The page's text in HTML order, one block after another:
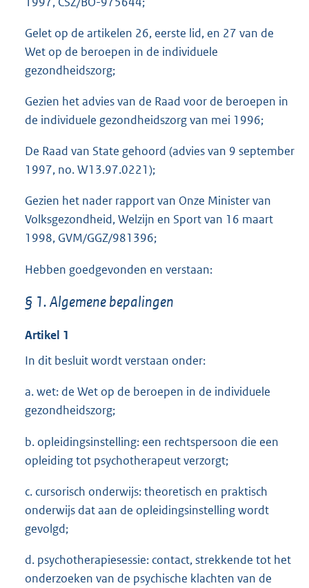
Gelet op de artikelen 26, eerste lid, en 27 van de
Wet op de beroepen in de individuele
gezondheidszorg;
Gezien het advies van de Raad voor de beroepen in
de individuele gezondheidszorg van mei 1996;
De Raad van State gehoord (advies van 9 september
1997, no. W13.97.0221);
Gezien het nader rapport van Onze Minister van
Volksgezondheid, Welzijn en Sport van 16 maart
1998, GVM/GGZ/981396;
Hebben goedgevonden en verstaan:
§ 1. Algemene bepalingen
Artikel 1
In dit besluit wordt verstaan onder:
a. wet: de Wet op de beroepen in de individuele
gezondheidszorg;
b. opleidingsinstelling: een rechtspersoon die een
opleiding tot psychotherapeut verzorgt;
c. cursorisch onderwijs: theoretisch en praktisch
onderwijs dat aan de opleidingsinstelling wordt
gevolgd;
d. psychotherapiesessie: contact, strekkende tot het
onderzoeken van de psychische klachten van de